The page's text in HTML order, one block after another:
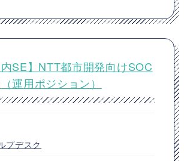
内SE】NTT都市開発向けSOC
運用ポジション）
プデスク